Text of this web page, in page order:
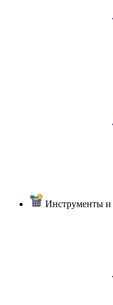
Инструменты и